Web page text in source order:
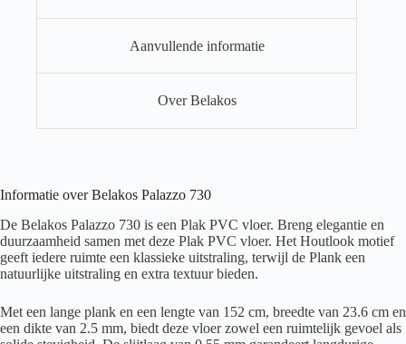
Aanvullende informatie
Over Belakos
Informatie over Belakos Palazzo 730
De Belakos Palazzo 730 is een Plak PVC vloer. Breng elegantie en
duurzaamheid samen met deze Plak PVC vloer. Het Houtlook motief
geeft iedere ruimte een klassieke uitstraling, terwijl de Plank een
natuurlijke uitstraling en extra textuur bieden.
Met een lange plank en een lengte van 152 cm, breedte van 23.6 cm en
een dikte van 2.5 mm, biedt deze vloer zowel een ruimtelijk gevoel als